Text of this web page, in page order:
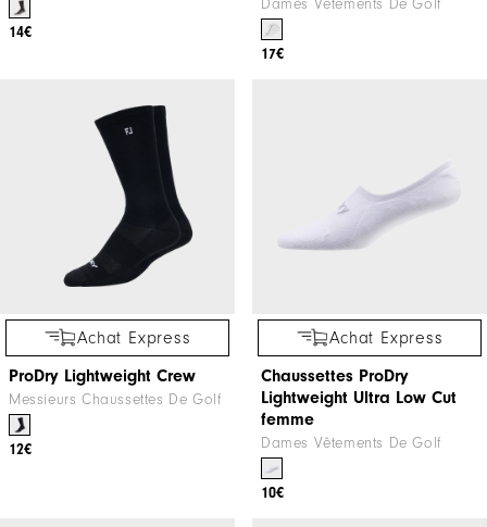
14€
Dames Vêtements De Golf
17€
Achat Express
ProDry Lightweight Crew
Messieurs Chaussettes De Golf
12€
Achat Express
Chaussettes ProDry
Lightweight Ultra Low Cut
femme
Dames Vêtements De Golf
10€